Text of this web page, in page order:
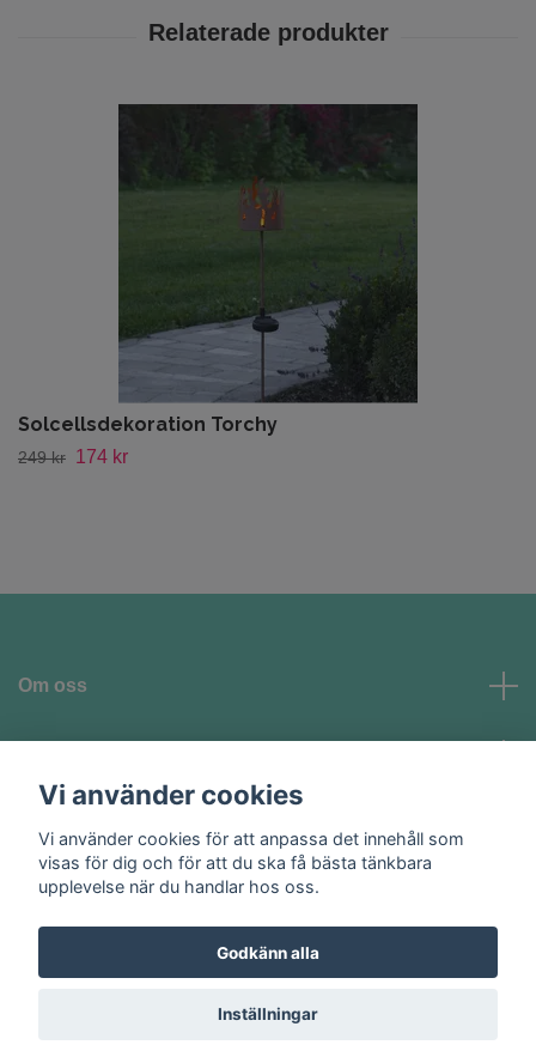
Solcellsdekoration Torchy
249 kr 174 kr
Om oss
Sociala medier
© 2026 Homeglam AB
Vi använder cookies
Vi använder cookies för att anpassa det innehåll som
visas för dig och för att du ska få bästa tänkbara
upplevelse när du handlar hos oss.
Godkänn alla
Inställningar